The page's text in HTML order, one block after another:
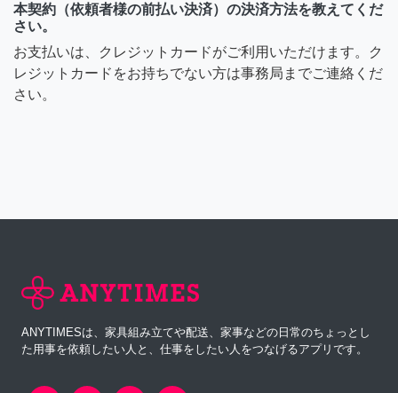
本契約（依頼者様の前払い決済）の決済方法を教えてくだ
さい。
お支払いは、クレジットカードがご利用いただけます。ク
レジットカードをお持ちでない方は事務局までご連絡くだ
さい。
ANYTIMESは、家具組み立てや配送、家事などの日常のちょっとし
た用事を依頼したい人と、仕事をしたい人をつなげるアプリです。